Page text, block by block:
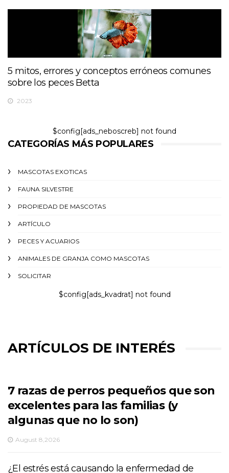
5 mitos, errores y conceptos erróneos comunes
sobre los peces Betta
2023
$config[ads_neboscreb] not found
CATEGORÍAS MÁS POPULARES
MASCOTAS EXOTICAS
FAUNA SILVESTRE
PROPIEDAD DE MASCOTAS
ARTÍCULO
PECES Y ACUARIOS
ANIMALES DE GRANJA COMO MASCOTAS
SOLICITAR
$config[ads_kvadrat] not found
ARTÍCULOS DE INTERÉS
7 razas de perros pequeños que son
excelentes para las familias (y
algunas que no lo son)
August 8,2026
¿El estrés está causando la enfermedad de